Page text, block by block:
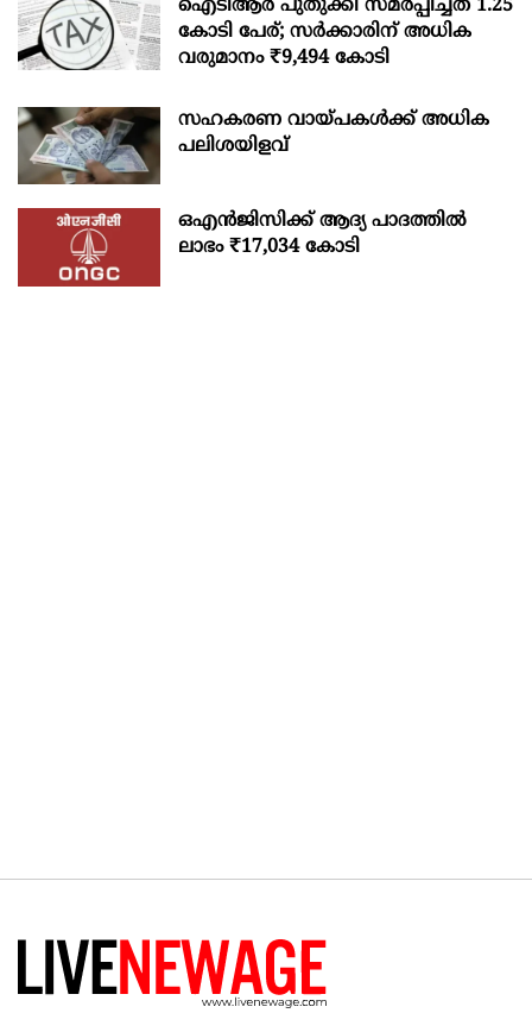
ഐടിആര്‍ പുതുക്കി സമർപ്പിച്ചത് 1.25
കോടി പേര്; സർക്കാരിന് അധിക
വരുമാനം ₹9,494 കോടി
സഹകരണ വായ്പകള്‍ക്ക് അധിക
പലിശയിളവ്
ഒഎന്‍ജിസിക്ക് ആദ്യ പാദത്തില്‍
ലാഭം ₹17,034 കോടി